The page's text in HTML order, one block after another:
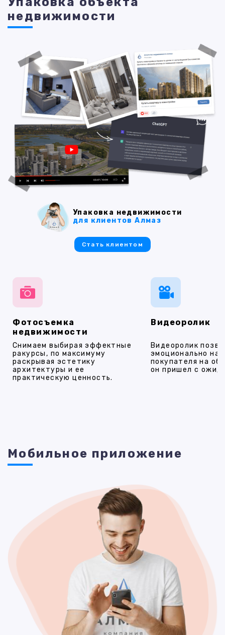
недвижимости
Фотосъемка
недвижимости
Снимаем выбирая эффектные
ракурсы, по максимуму
раскрывая эстетику
архитектуры и ее
практическую ценность.
Видеоролик
Видеоролик
эмоционально
покупателя на
он пришел с
Упаковка недвижимости
для клиентов Алмаз
Стать клиентом
Мобильное приложение